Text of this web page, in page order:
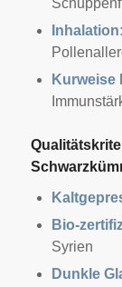
Inhalation:
Kurweise
Bio-
Syrien
Dunkle